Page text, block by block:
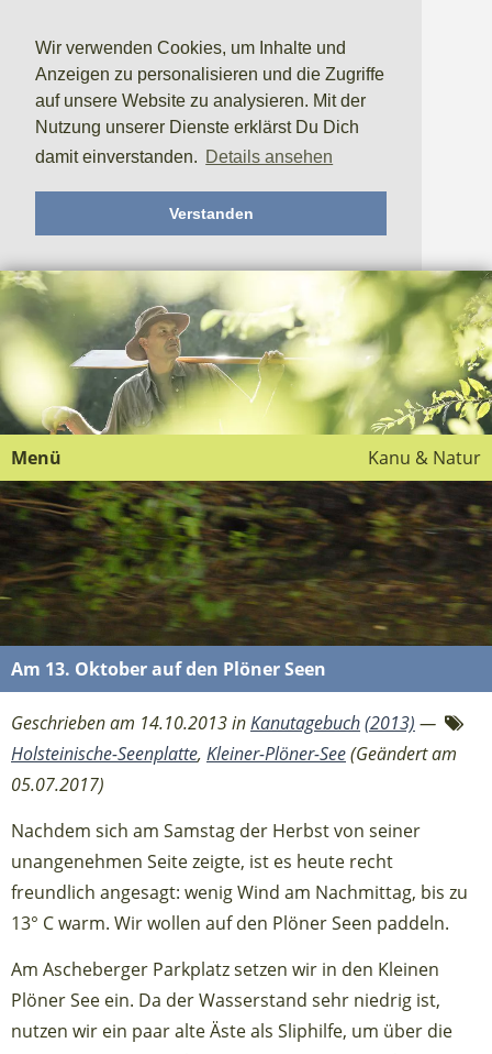
Wir verwenden Cookies, um Inhalte und
Anzeigen zu personalisieren und die Zugriffe
auf unsere Website zu analysieren. Mit der
Nutzung unserer Dienste erklärst Du Dich
damit einverstanden. Details ansehen
Verstanden
Kanu & Natur
Menü
Am 13. Oktober auf den Plöner Seen
Geschrieben am 14.10.2013 inKanutagebuch(2013) —
Holsteinische-Seenplatte, Kleiner-Plöner-See(Geändert am
05.07.2017)
Nachdem sich am Samstag der Herbst von seiner
unangenehmen Seite zeigte, ist es heute recht
freundlich angesagt: wenig Wind am Nachmittag, bis zu
13° C warm. Wir wollen auf den Plöner Seen paddeln.
Am Ascheberger Parkplatz setzen wir in den Kleinen
Plöner See ein. Da der Wasserstand sehr niedrig ist,
nutzen wir ein paar alte Äste als Sliphilfe, um über die